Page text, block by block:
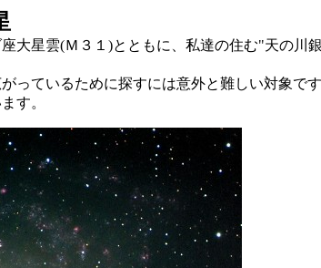
大星雲(Ｍ３１)とともに、私達の住む"天の
っているために探すには意外と難しい対象です
す。